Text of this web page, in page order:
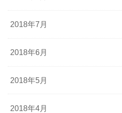
2018年7月
2018年6月
2018年5月
2018年4月